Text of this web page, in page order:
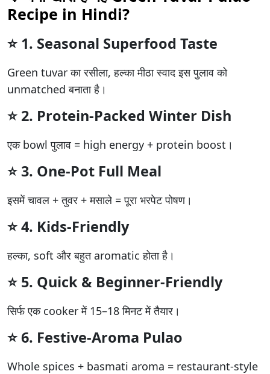
Recipe in Hindi?
⭐ 1. Seasonal Superfood Taste
Green tuvar का रसीला, हल्का मीठा स्वाद इस पुलाव को
unmatched बनाता है।
⭐ 2. Protein-Packed Winter Dish
एक bowl पुलाव = high energy + protein boost।
⭐ 3. One-Pot Full Meal
इसमें चावल + तुवर + मसाले = पूरा भरपेट पोषण।
⭐ 4. Kids-Friendly
हल्का, soft और बहुत aromatic होता है।
⭐ 5. Quick & Beginner-Friendly
सिर्फ एक cooker में 15–18 मिनट में तैयार।
⭐ 6. Festive-Aroma Pulao
Whole spices + basmati aroma = restaurant-style